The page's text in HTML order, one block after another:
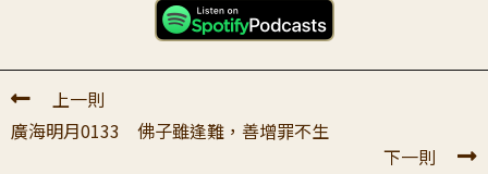
所犯的錯誤。 只有摸到一...
上一則
廣海明月0133 佛子雖逢難，善增罪不生
下一則